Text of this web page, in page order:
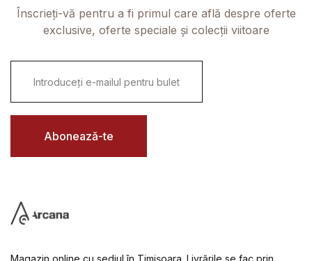
Înscrieți-vă pentru a fi primul care află despre oferte
exclusive, oferte speciale și colecții viitoare
i
l
Abonează-te